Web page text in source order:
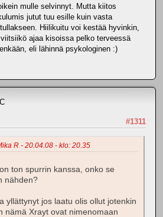
mulle selvinnyt. Mutta kiitos
jutut tuu esille kuin vasta
Hiilikuitu voi kestää hyvinkin,
ajaa kisoissa pelko terveessä
eli lähinnä psykologinen :)
#1311
R - 20.04.08 - klo: 20.35
ton spurrin kanssa, onko se
nähden?
yllättynyt jos laatu olis ollut jotenkin
nämä Xrayt ovat nimenomaan